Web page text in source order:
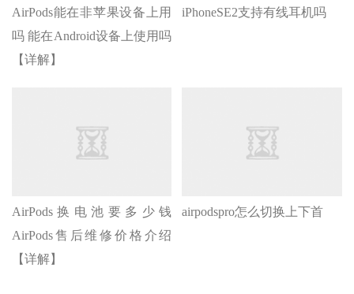
AirPods能在非苹果设备上用
吗 能在Android设备上使用吗
【详解】
iPhoneSE2支持有线耳机吗
AirPods换电池要多少钱
AirPods售后维修价格介绍
【详解】
airpodspro怎么切换上下首